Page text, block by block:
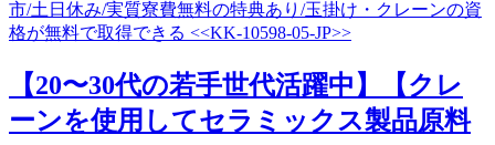
【20〜30代の若手世代活躍中】【クレ
ーンを使用してセラミックス製品原料